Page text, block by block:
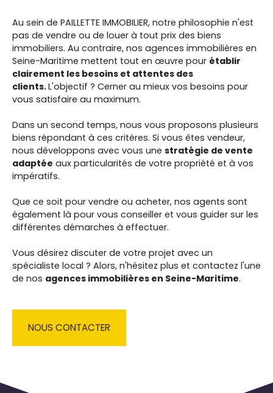
Au sein de PAILLETTE IMMOBILIER, notre philosophie n'est
pas de vendre ou de louer à tout prix des biens
immobiliers. Au contraire, nos agences immobilières en
Seine-Maritime mettent tout en œuvre pour établir
clairement les besoins et attentes des
clients.L'objectif ? Cerner au mieux vos besoins pour
vous satisfaire au maximum.
Dans un second temps, nous vous proposons plusieurs
biens répondant à ces critères. Si vous êtes vendeur,
nous développons avec vous une stratégie de vente
adaptée aux particularités de votre propriété et à vos
impératifs.
Que ce soit pour vendre ou acheter, nos agents sont
également là pour vous conseiller et vous guider sur les
différentes démarches à effectuer.
Vous désirez discuter de votre projet avec un
spécialiste local ? Alors, n'hésitez plus et contactez l'une
de nos agences immobilières en Seine-Maritime.
NOUS CONTACTER